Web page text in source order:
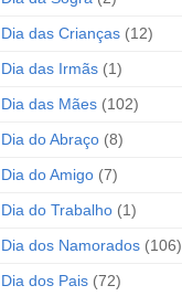
Dia das Crianças (12)
Dia das Irmãs (1)
Dia das Mães (102)
Dia do Abraço (8)
Dia do Amigo (7)
Dia do Trabalho (1)
Dia dos Namorados (106)
Dia dos Pais (72)